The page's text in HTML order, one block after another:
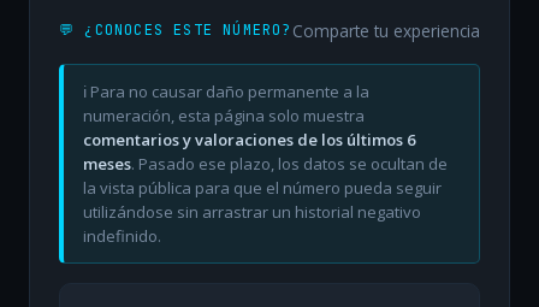
💬 ¿CONOCES ESTE NÚMERO? Comparte tu experiencia
ℹ️ Para no causar daño permanente a la
numeración, esta página solo muestra
comentarios y valoraciones de los últimos 6
meses. Pasado ese plazo, los datos se ocultan de
la vista pública para que el número pueda seguir
utilizándose sin arrastrar un historial negativo
indefinido.